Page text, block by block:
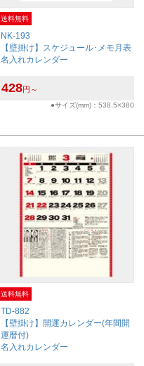
送料無料
NK-193
【壁掛け】スケジュール･メモ月表
名入れカレンダー
428円～
●サイズ(mm)：538.5×380
送料無料
TD-882
【壁掛け】開運カレンダー(年間開
運暦付)
名入れカレンダー